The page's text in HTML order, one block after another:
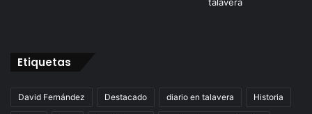
Etiquetas
David Fernández Destacado diario en talavera Historia